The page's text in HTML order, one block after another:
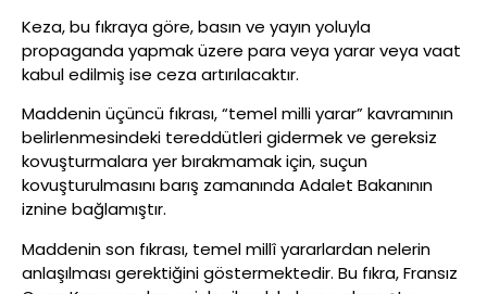
Keza, bu fıkraya göre, basın ve yayın yoluyla
propaganda yapmak üzere para veya yarar veya vaat
kabul edilmiş ise ceza artırılacaktır.
Maddenin üçüncü fıkrası, “temel milli yarar” kavramının
belirlenmesindeki tereddütleri gidermek ve gereksiz
kovuşturmalara yer bırakmamak için, suçun
kovuşturulmasını barış zamanında Adalet Bakanının
iznine bağlamıştır.
Maddenin son fıkrası, temel millî yararlardan nelerin
anlaşılması gerektiğini göstermektedir. Bu fıkra, Fransız